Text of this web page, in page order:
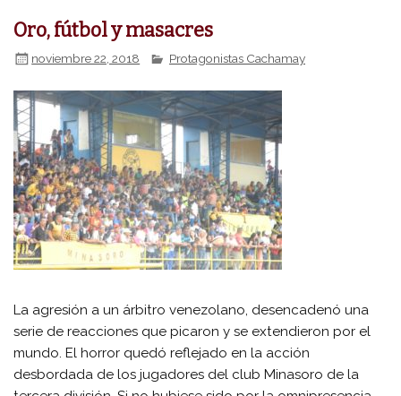
Oro, fútbol y masacres
noviembre 22, 2018 Protagonistas Cachamay
La agresión a un árbitro venezolano, desencadenó una
serie de reacciones que picaron y se extendieron por el
mundo. El horror quedó reflejado en la acción
desbordada de los jugadores del club Minasoro de la